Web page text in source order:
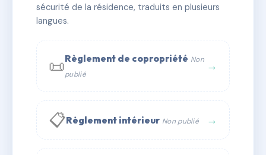
📞 Contacter Syndic Digital
sécurité de la résidence, traduits en plusieurs
langues.
📜Règlement de copropriété Non
publié
→
📋Règlement intérieur Non publié →